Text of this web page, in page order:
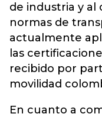
de industria y
normas de
actualmente
las
recibido por
movilidad
En cuanto a